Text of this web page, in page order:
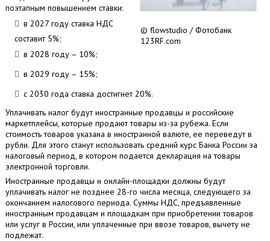
© flowstudio / Фотобанк
123RF.com
поэтапным повышением ставки:
в 2027 году ставка НДС
составит 5%;
в 2028 году – 10%;
в 2029 году – 15%;
с 2030 года ставка достигнет 20%.
Уплачивать налог будут иностранные продавцы и российские
маркетплейсы, которые продают товары из-за рубежа. Если
стоимость товаров указана в иностранной валюте, ее переведут в
рубли. Для этого станут использовать средний курс Банка России за
налоговый период, в котором подается декларация на товары
электронной торговли.
Иностранные продавцы и онлайн-площадки должны будут
уплачивать налог не позднее 28-го числа месяца, следующего за
окончанием налогового периода. Суммы НДС, предъявленные
иностранным продавцам и площадкам при приобретении товаров
или услуг в России, или уплаченные при ввозе товаров, вычету не
подлежат.